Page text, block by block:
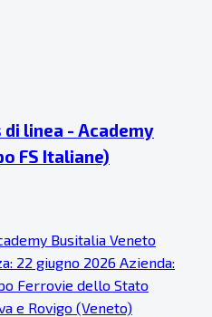
linea - Academy
FS Italiane)
Busitalia Veneto
22 giugno 2026 Azienda:
Ferrovie dello Stato
e Rovigo (Veneto)